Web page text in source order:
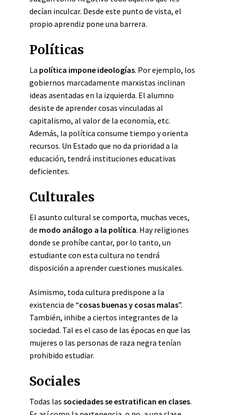
decían inculcar. Desde este punto de vista, el
propio aprendiz pone una barrera.
Políticas
La política impone ideologías. Por ejemplo, los
gobiernos marcadamente marxistas inclinan
ideas asentadas en la izquierda. El alumno
desiste de aprender cosas vinculadas al
capitalismo, al valor de la economía, etc.
Además, la política consume tiempo y orienta
recursos. Un Estado que no da prioridad a la
educación, tendrá instituciones educativas
deficientes.
Culturales
El asunto cultural se comporta, muchas veces,
de modo análogo a la política. Hay religiones
donde se prohíbe cantar, por lo tanto, un
estudiante con esta cultura no tendrá
disposición a aprender cuestiones musicales.
Asimismo, toda cultura predispone a la
existencia de “cosas buenas y cosas malas”.
También, inhibe a ciertos integrantes de la
sociedad. Tal es el caso de las épocas en que las
mujeres o las personas de raza negra tenían
prohibido estudiar.
Sociales
Todas las sociedades se estratifican en clases.